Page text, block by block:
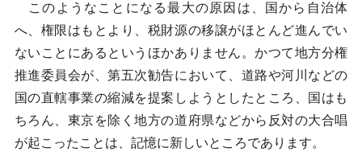
このようなことになる最大の原因は、国から自治体
へ、権限はもとより、税財源の移譲がほとんど進んでい
ないことにあるというほかありません。かつて地方分権
推進委員会が、第五次勧告において、道路や河川などの
国の直轄事業の縮減を提案しようとしたところ、国はも
ちろん、東京を除く地方の道府県などから反対の大合唱
が起こったことは、記憶に新しいところであります。